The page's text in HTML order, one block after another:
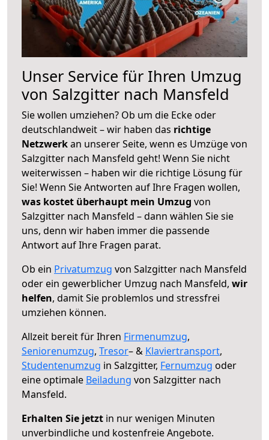
Unser Service für Ihren Umzug
von Salzgitter nach Mansfeld
Sie wollen umziehen? Ob um die Ecke oder
deutschlandweit – wir haben das richtige
Netzwerkan unserer Seite, wenn es Umzüge von
Salzgitter nach Mansfeld geht! Wenn Sie nicht
weiterwissen – haben wir die richtige Lösung für
Sie! Wenn Sie Antworten auf Ihre Fragen wollen,
was kostet überhaupt mein Umzug von
Salzgitter nach Mansfeld – dann wählen Sie sie
uns, denn wir haben immer die passende
Antwort auf Ihre Fragen parat.
Ob ein Privatumzug von Salzgitter nach Mansfeld
oder ein gewerblicher Umzug nach Mansfeld, wir
helfen, damit Sie problemlos und stressfrei
umziehen können.
Allzeit bereit für Ihren Firmenumzug,
Seniorenumzug, Tresor– & Klaviertransport,
Studentenumzug in Salzgitter, Fernumzug oder
eine optimale Beiladung von Salzgitter nach
Mansfeld.
Erhalten Sie jetzt in nur wenigen Minuten
unverbindliche und kostenfreie Angebote.